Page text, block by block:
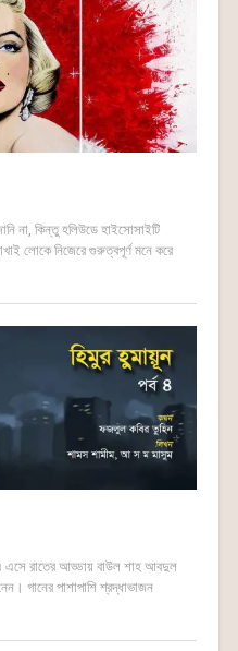
না, কিন্তু হলিউডে হাইসোসাইটি
লোকে নিজেরে গুরুত্বপূর্ণ মনে করে
এসে রাতের আড্ডায় বাউল শাহ আবদুল
গানের পাশাপাশি শ্রদ্ধাভাজন